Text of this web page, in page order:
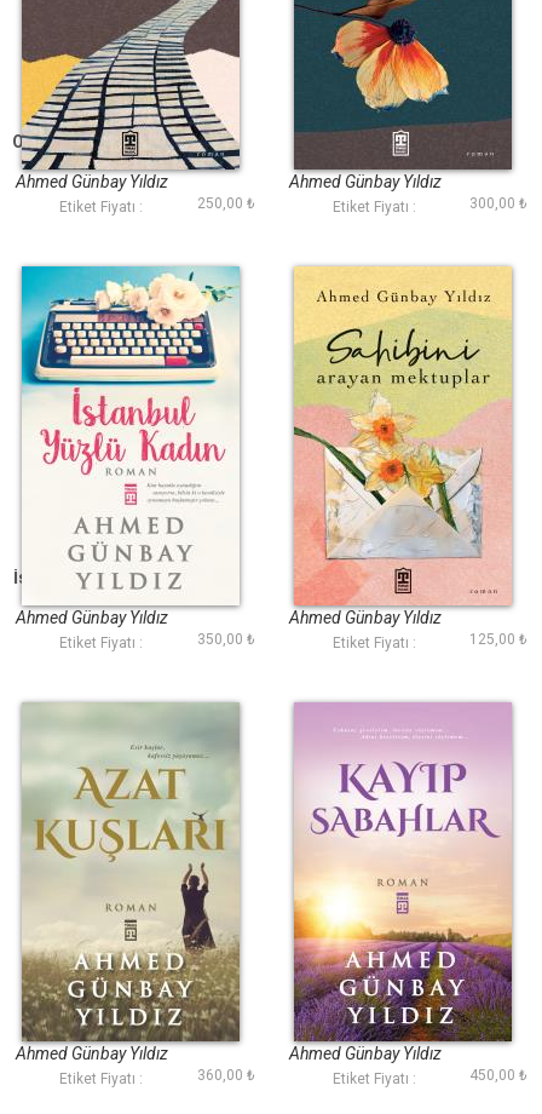
Ona Secde Yakışıyor
Ahmed Günbay Yıldız
Etiket Fiyatı : 250,00 ₺
Afedersin Hayat
Ahmed Günbay Yıldız
Etiket Fiyatı : 300,00 ₺
İstanbul Yüzlü Kadın
Ahmed Günbay Yıldız
Etiket Fiyatı : 350,00 ₺
Sahibini Arayan
Mektuplar
Ahmed Günbay Yıldız
Etiket Fiyatı : 125,00 ₺
Azat Kuşları
Ahmed Günbay Yıldız
Etiket Fiyatı : 360,00 ₺
Kayıp Sabahlar
Ahmed Günbay Yıldız
Etiket Fiyatı : 450,00 ₺